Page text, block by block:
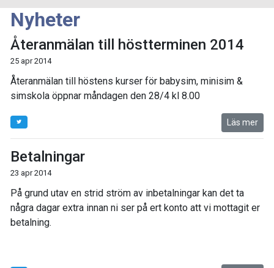
Nyheter
Återanmälan till höstterminen 2014
25 apr 2014
Återanmälan till höstens kurser för babysim, minisim &
simskola öppnar måndagen den 28/4 kl 8.00
Läs mer
Betalningar
23 apr 2014
På grund utav en strid ström av inbetalningar kan det ta
några dagar extra innan ni ser på ert konto att vi mottagit er
betalning.